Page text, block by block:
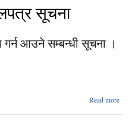
सूचना
आउने सम्बन्धी सूचना ।
Read more